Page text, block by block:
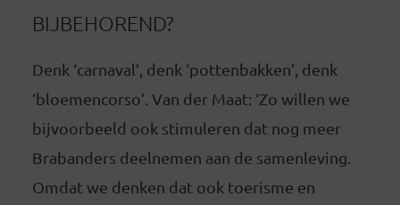
BIJBEHOREND?
Denk ‘carnaval’, denk ‘pottenbakken’, denk
‘bloemencorso’. Van der Maat: ‘Zo willen we
bijvoorbeeld ook stimuleren dat nog meer
Brabanders deelnemen aan de samenleving.
Omdat we denken dat ook toerisme en